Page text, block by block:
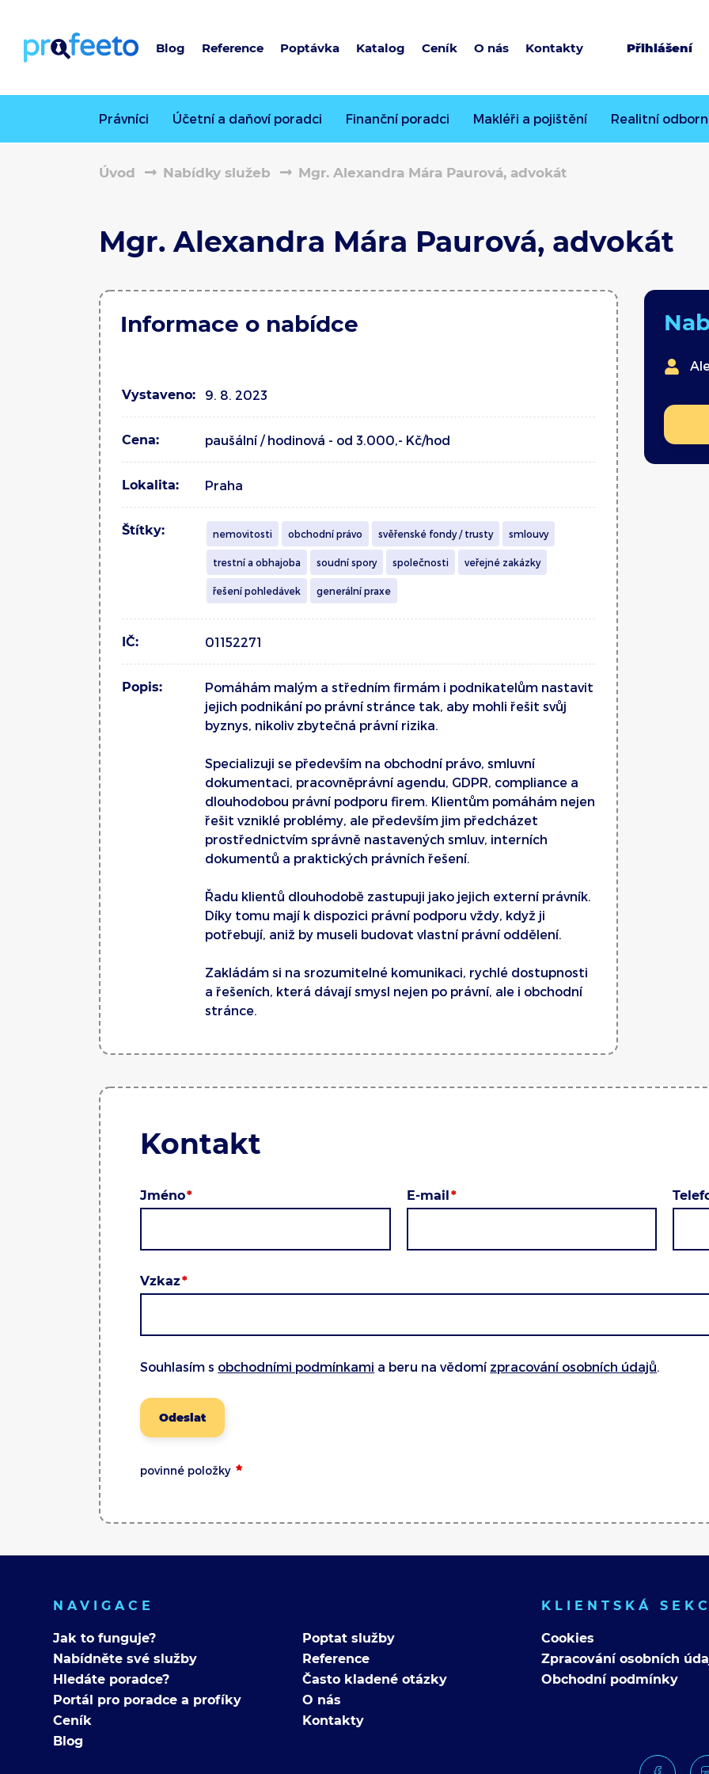
Blog Reference Poptávka Katalog Ceník O nás Kontakty Přihlášení
Právníci Účetní a daňoví poradci Finanční poradci Makléři a pojištění Realitní
Úvod Nabídky služeb Mgr. Alexandra Mára Paurová, advokát
Mgr. Alexandra Mára Paurová, advokát
Informace o nabídce
Vystaveno: 9. 8. 2023
Cena: paušální / hodinová - od 3.000,- Kč/hod
Lokalita: Praha
Štítky: nemovitosti obchodní právo svěřenské fondy / trusty smlouvy
trestní a obhajoba soudní spory společnosti veřejné zakázky
řešení pohledávek generální praxe
IČ: 01152271
Popis:
Pomáhám malým a středním firmám i podnikatelům nastavit
jejich podnikání po právní stránce tak, aby mohli řešit svůj
byznys, nikoliv zbytečná právní rizika.
Specializuji se především na obchodní právo, smluvní
dokumentaci, pracovněprávní agendu, GDPR, compliance a
dlouhodobou právní podporu firem. Klientům pomáhám nejen
řešit vzniklé problémy, ale především jim předcházet
prostřednictvím správně nastavených smluv, interních
dokumentů a praktických právních řešení.
Řadu klientů dlouhodobě zastupuji jako jejich externí právník.
Díky tomu mají k dispozici právní podporu vždy, když ji
potřebují, aniž by museli budovat vlastní právní oddělení.
Zakládám si na srozumitelné komunikaci, rychlé dostupnosti
a řešeních, která dávají smysl nejen po právní, ale i obchodní
stránce.
Kontakt
Jméno E-mail
Vzkaz
Souhlasím s obchodními podmínkami a beru na vědomí zpracování osobních údajů.
Odeslat
povinné položky
NAVIGACE
Jak to funguje?
Nabídněte své služby
Hledáte poradce?
Portál pro poradce a profíky
Ceník
Blog
Poptat služby
Reference
Často kladené otázky
O nás
Kontakty
KLIENTSKÁ
Cookies
Zpracování osobních
Obchodní podmínky